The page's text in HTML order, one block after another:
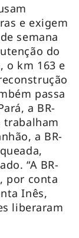
e exigem
semana
do
o km 163 e
passa
a BR-
trabalham
a BR-
“A BR-
por conta
Inês,
liberaram